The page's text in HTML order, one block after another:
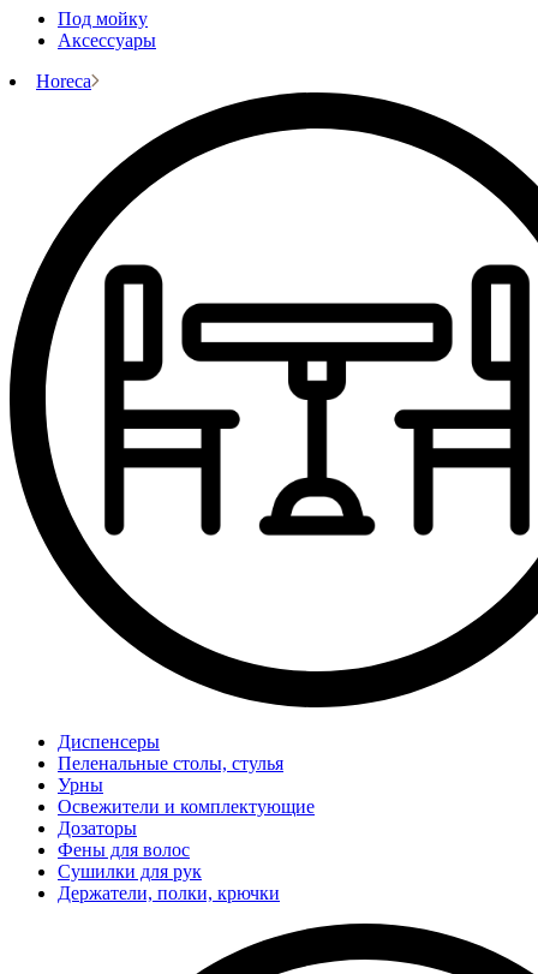
Под мойку
Аксессуары
Horeca
Диспенсеры
Пеленальные столы, стулья
Урны
Освежители и комплектующие
Дозаторы
Фены для волос
Сушилки для рук
Держатели, полки, крючки